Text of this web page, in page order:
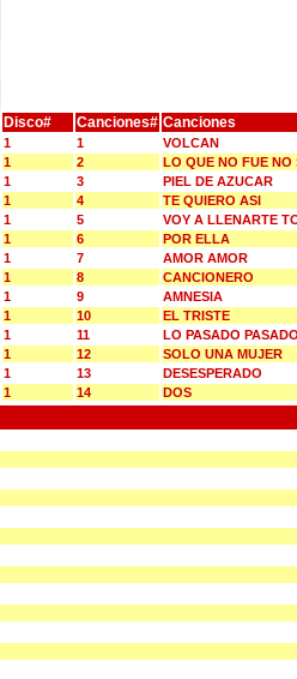
Disco# Canciones# Canciones
1 1
VOLCAN
1
2
LO QUE NO FUE NO
1
3
PIEL DE AZUCAR
1
4
TE QUIERO ASI
1
5
VOY A LLENARTE
1
6
POR ELLA
1
7
AMOR AMOR
1
8
CANCIONERO
1
9
AMNESIA
1
10
EL TRISTE
1
11
LO PASADO
1
12
SOLO UNA MUJER
1
13
DESESPERADO
1
14 DOS